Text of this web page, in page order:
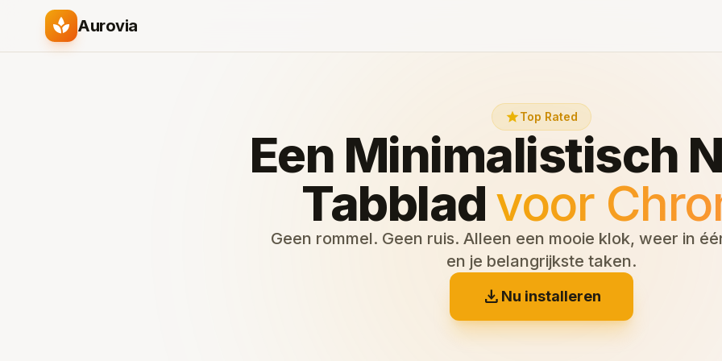
spa Aurovia
starTop Rated
Een Minimalistisch
Tabbladvoor
Geen rommel. Geen ruis. Alleen een mooie klok, weer in
en je belangrijkste taken.
download Nu installeren